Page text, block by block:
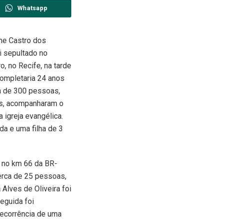
Whatsapp
Castro dos
sepultado no
no Recife, na tarde
24 anos
de 300 pessoas,
acompanharam o
igreja evangélica.
e uma filha de 3
km 66 da BR-
de 25 pessoas,
Alves de Oliveira foi
foi
de uma